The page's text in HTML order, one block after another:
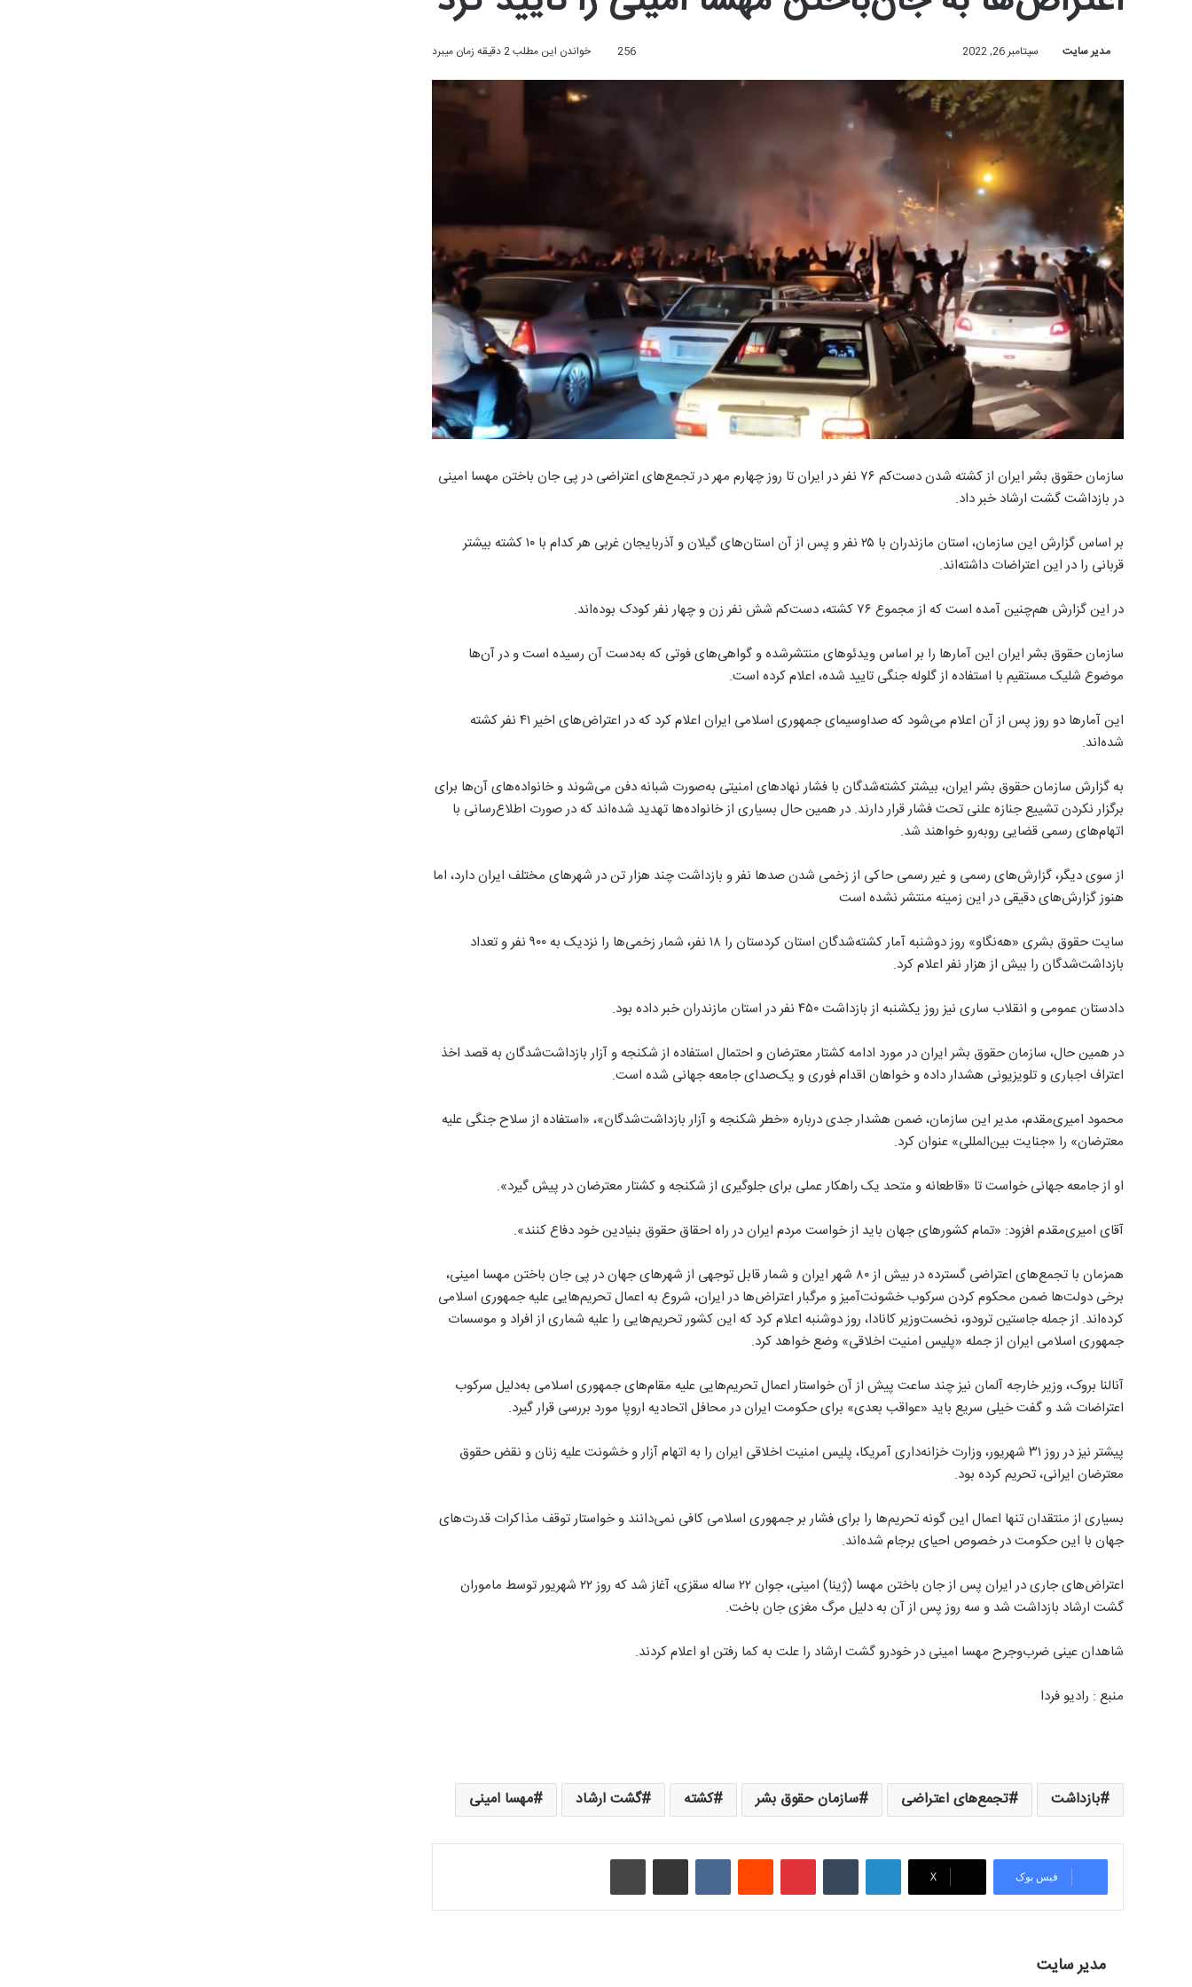
مدیر سایت سپتامبر 26, 2022 256 خواندن این مطلب 2 دقیقه زمان میبرد
سازمان حقوق بشر ایران از کشته شدن دست‌کم ۷۶ نفر در ایران تا روز چهارم مهر در تجمع‌های اعتراضی در پی جان باختن مهسا امینی
در بازداشت گشت ارشاد خبر داد.
بر اساس گزارش این سازمان، استان مازندران با ۲۵ نفر و پس از آن استان‌های گیلان و آذربایجان غربی هر کدام با ۱۰ کشته بیشتر
قربانی را در این اعتراضات داشته‌اند.
در این گزارش هم‌چنین آمده است که از مجموع ۷۶ کشته، دست‌کم شش نفر زن و چهار نفر کودک بوده‌اند.
سازمان حقوق بشر ایران این آمارها را بر اساس ویدئوهای منتشرشده و گواهی‌های فوتی که به‌دست آن رسیده است و در آن‌ها
موضوع شلیک مستقیم با استفاده از گلوله جنگی تایید شده، اعلام کرده است.
این آمارها دو روز پس از آن اعلام می‌شود که صداوسیمای جمهوری اسلامی ایران اعلام کرد که در اعتراض‌های اخیر ۴۱ نفر کشته
شده‌اند.
به گزارش سازمان حقوق بشر ایران، بیشتر کشته‌‌شدگان با فشار نهادهای امنیتی به‌صورت شبانه دفن می‌شوند و خانواده‌های آن‌ها برای
برگزار نکردن تشییع جنازه علنی تحت فشار قرار دارند. در همین حال بسیاری از خانواده‌ها تهدید شده‌اند که در صورت اطلاع‌رسانی با
اتهام‌های رسمی قضایی روبه‌رو خواهند شد.
از سوی دیگر، گزارش‌های رسمی و غیر رسمی حاکی از زخمی شدن صدها نفر و بازداشت چند هزار تن در شهرهای مختلف ایران دارد،‌ اما
هنوز گزارش‌های دقیقی در این زمینه منتشر نشده است
سایت حقوق بشری «هه‌نگاو» روز دوشنبه آمار کشته‌شدگان استان کردستان را ۱۸ نفر، شمار زخمی‌ها را نزدیک به ۹۰۰ نفر و تعداد
بازداشت‌شدگان را بیش از هزار نفر اعلام کرد.
دادستان عمومی و انقلاب ساری نیز روز یکشنبه از بازداشت ۴۵۰ نفر در استان مازندران خبر داده بود.
در همین حال، سازمان حقوق بشر ایران در مورد ادامه کشتار معترضان و احتمال استفاده از شکنجه و آزار بازداشت‌شدگان به قصد اخذ
اعتراف اجباری و تلویزیونی هشدار داده و خواهان اقدام فوری و یک‌صدای جامعه جهانی شده است.
محمود امیری‌مقدم، مدیر این سازمان، ضمن هشدار جدی درباره «خطر شکنجه و آزار بازداشت‌شدگان»، «استفاده از سلاح جنگی علیه
معترضان» را «جنایت بین‌المللی» عنوان کرد.
او از جامعه جهانی خواست تا «قاطعانه و متحد یک راهکار عملی برای جلوگیری از شکنجه و کشتار معترضان در پیش گیرد».
آقای امیری‌مقدم افزود: «تمام کشورهای جهان باید از خواست مردم ایران در راه احقاق حقوق بنیادین خود دفاع کنند».
همزمان با تجمع‌های اعتراضی گسترده در بیش از ۸۰ شهر ایران و شمار قابل توجهی از شهرهای جهان در پی جان باختن مهسا امینی،
برخی دولت‌ها ضمن محکوم کردن سرکوب خشونت‌آمیز و مرگبار اعتراض‌ها در ایران، شروع به اعمال تحریم‌هایی علیه جمهوری اسلامی
کرده‌اند. از جمله جاستین ترودو، نخست‌وزیر کانادا، روز دوشنبه اعلام کرد که این کشور تحریم‌هایی را علیه شماری از افراد و موسسات
جمهوری اسلامی ایران از جمله «پلیس امنیت اخلاقی» وضع خواهد کرد.
آنالنا بروک، وزیر خارجه آلمان نیز چند ساعت پیش از آن خواستار اعمال تحریم‌هایی علیه مقام‌های جمهوری اسلامی به‌دلیل سرکوب
اعتراضات شد و گفت خیلی سریع باید «عواقب بعدی» برای حکومت ایران در محافل اتحادیه اروپا مورد بررسی قرار گیرد.
پیشتر نیز در روز ۳۱ شهریور، وزارت خزانه‌داری آمریکا، پلیس امنیت اخلاقی ایران را به اتهام آزار و خشونت علیه زنان و نقض حقوق
معترضان ایرانی، تحریم کرده بود.
بسیاری از منتقدان تنها اعمال این گونه تحریم‌ها را برای فشار بر جمهوری اسلامی کافی نمی‌دانند و خواستار توقف مذاکرات قدرت‌های
جهان با این حکومت در خصوص احیای برجام شده‌اند.
اعتراض‌های جاری در ایران پس از جان باختن مهسا (ژینا) امینی، جوان ۲۲ ساله‌ سقزی، آغاز شد که روز ۲۲ شهریور توسط ماموران
گشت ارشاد بازداشت شد و سه روز پس از آن به دلیل مرگ مغزی جان باخت.
شاهدان عینی ضرب‌وجرح مهسا امینی در خودرو گشت ارشاد را علت به کما رفتن او اعلام کردند.
منبع : رادیو فردا
بازداشت تجمع‌های اعتراضی سازمان حقوق بشر کشته گشت ارشاد مهسا امینی
فیس بوک X
لینکدین ‫پین‌ترست ‫رددیت اشتراک گذاری از طریق ایمیل
مدیر سایت